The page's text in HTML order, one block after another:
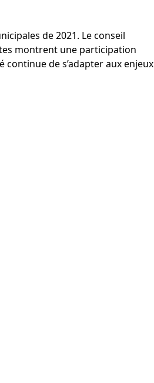
de 2021. Le conseil
montrent une participation
de s’adapter aux enjeux